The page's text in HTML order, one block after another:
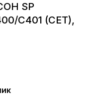
SP
C401 (CET),